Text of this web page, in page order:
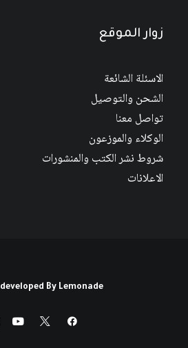
زوار الموقع
الاسئلة الشائعة
الشحن والتوصيل
تواصل معنا
الوكلاء والموزعون
شروط نشر الكتب والمنشورات
الاعلانات
By Lemonade